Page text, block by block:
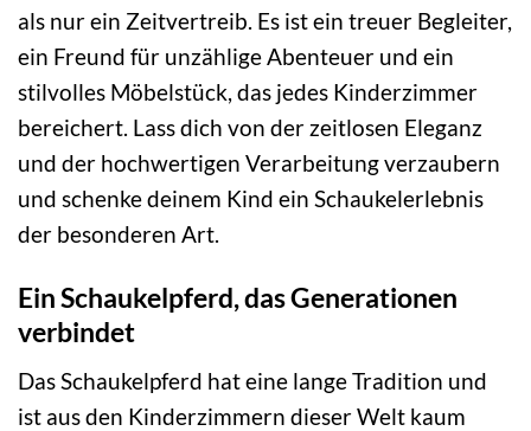
als nur ein Zeitvertreib. Es ist ein treuer Begleiter,
ein Freund für unzählige Abenteuer und ein
stilvolles Möbelstück, das jedes Kinderzimmer
bereichert. Lass dich von der zeitlosen Eleganz
und der hochwertigen Verarbeitung verzaubern
und schenke deinem Kind ein Schaukelerlebnis
der besonderen Art.
Ein Schaukelpferd, das Generationen
verbindet
Das Schaukelpferd hat eine lange Tradition und
ist aus den Kinderzimmern dieser Welt kaum